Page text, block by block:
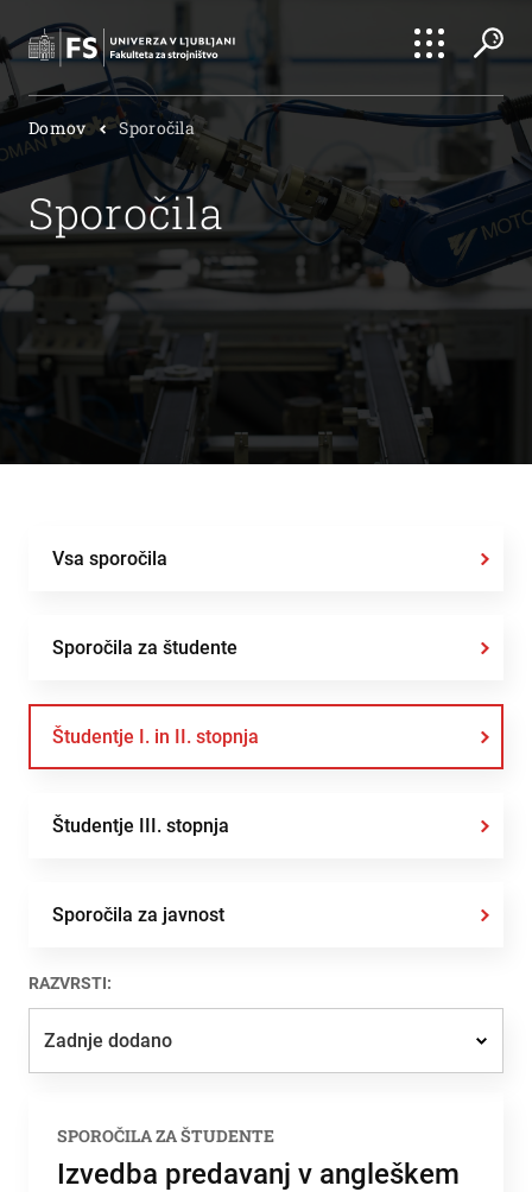
Išči
Išči
Domov Sporočila
Sporočila
Vsa sporočila
Sporočila za študente
Študentje I. in II. stopnja
Študentje III. stopnja
Sporočila za javnost
RAZVRSTI:
Zadnje dodano
Najbolj brano
SPOROČILA ZA ŠTUDENTE
Izvedba predavanj v angleškem